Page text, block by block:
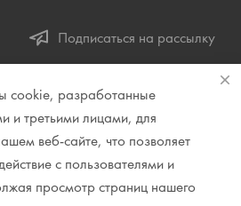
Подписаться на рассылку
11
ул. Хохрякова, д. 98, салон 27, ТЦ
вход с ул. Куйбышева
cookie, разработанные
и третьими лицами, для
веб-сайте, что позволяет
с пользователями и
просмотр страниц нашего